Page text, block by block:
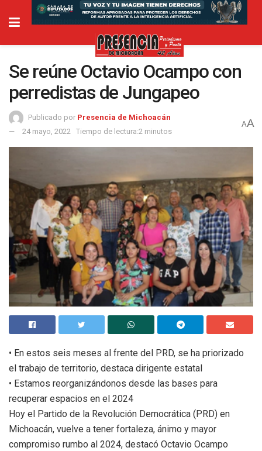
Se reúne Octavio Ocampo con
perredistas de Jungapeo
Publicado por Presencia de Michoacán
24 mayo, 2022
Tiempo de lectura:2 minutos
AA
• En estos seis meses al frente del PRD, se ha priorizado
el trabajo de territorio, destaca dirigente estatal
• Estamos reorganizándonos desde las bases para
recuperar espacios en el 2024
Hoy el Partido de la Revolución Democrática (PRD) en
Michoacán, vuelve a tener fortaleza, ánimo y mayor
compromiso rumbo al 2024, destacó Octavio Ocampo